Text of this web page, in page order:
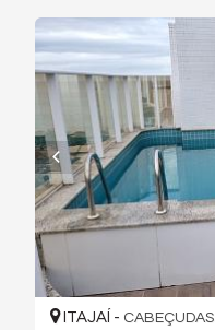
ITAJAÍ - CABEÇUDAS